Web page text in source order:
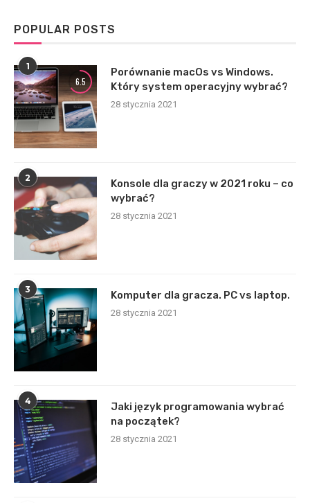
POPULAR POSTS
1
6.5
Porównanie macOs vs Windows.
Który system operacyjny wybrać?
28 stycznia 2021
2
Konsole dla graczy w 2021 roku – co
wybrać?
28 stycznia 2021
3
Komputer dla gracza. PC vs laptop.
28 stycznia 2021
4
Jaki język programowania wybrać
na początek?
28 stycznia 2021